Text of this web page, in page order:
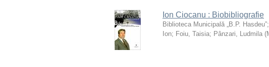
Ion Ciocanu : Biobibliografie
Biblioteca Municipală „B.P. Hasdeu”;
Ion; Foiu, Taisia; Pânzari, Ludmila (